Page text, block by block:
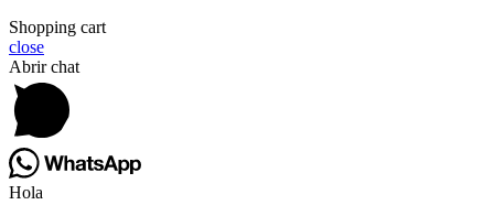
Shopping cart
close
Abrir chat
Hola